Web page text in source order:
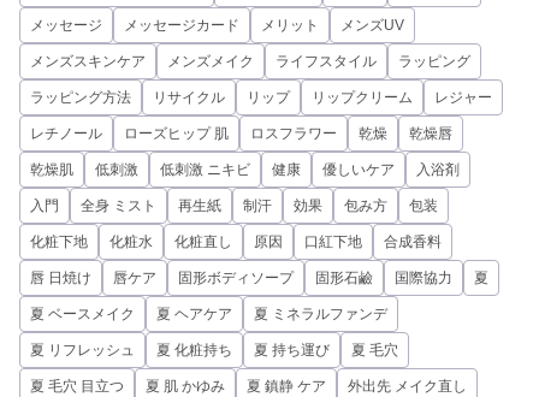
メッセージ メッセージカード メリット メンズUV
メンズスキンケア メンズメイク ライフスタイル ラッピング
ラッピング方法 リサイクル リップ リップクリーム レジャー
レチノール ローズヒップ 肌 ロスフラワー 乾燥 乾燥唇
乾燥肌 低刺激 低刺激 ニキビ 健康 優しいケア 入浴剤
入門 全身 ミスト 再生紙 制汗 効果 包み方 包装
化粧下地 化粧水 化粧直し 原因 口紅下地 合成香料
唇 日焼け 唇ケア 固形ボディソープ 固形石鹼 国際協力 夏
夏 ベースメイク 夏 ヘアケア 夏 ミネラルファンデ
夏 リフレッシュ 夏 化粧持ち 夏 持ち運び 夏 毛穴
夏 毛穴 目立つ 夏 肌 かゆみ 夏 鎮静 ケア 外出先 メイク直し